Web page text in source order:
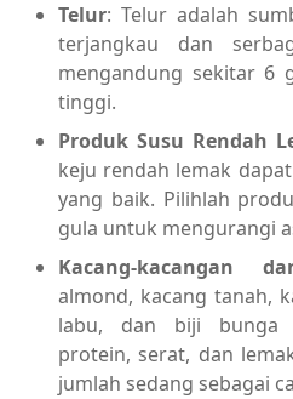
Telur: Telur adalah
terjangkau dan
mengandung sekitar 6
tinggi.
Produk Susu Rendah
keju rendah lemak
yang baik. Pilihlah
gula untuk mengurangi
Kacang-kacangan
almond, kacang tanah,
labu, dan biji bunga
protein, serat, dan
jumlah sedang sebagai